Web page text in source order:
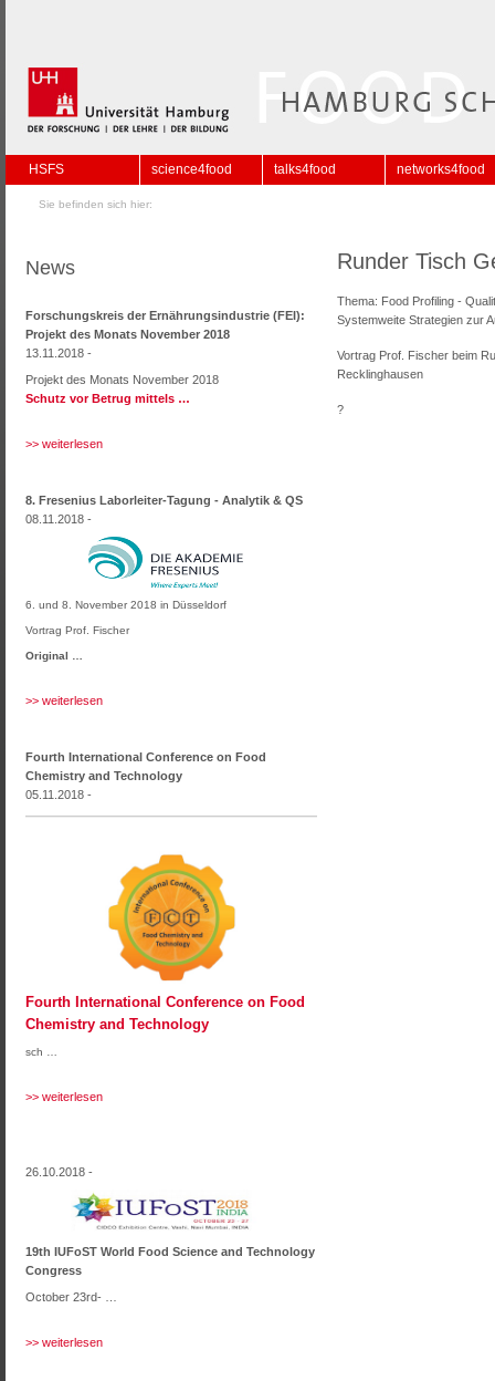
HSFS science4food talks4food networks4food
Sie befinden sich hier:
News
Forschungskreis der Ernährungsindustrie (FEI):
Projekt des Monats November 2018
13.11.2018 -
Projekt des Monats November 2018
Schutz vor Betrug mittels …
>> weiterlesen
8. Fresenius Laborleiter-Tagung - Analytik & QS
08.11.2018 -
6. und 8. November 2018 in Düsseldorf
Vortrag Prof. Fischer
Original …
>> weiterlesen
Fourth International Conference on Food
Chemistry and Technology
05.11.2018 -
Fourth International Conference on Food
Chemistry and Technology
sch …
>> weiterlesen
26.10.2018 -
19th IUFoST World Food Science and Technology
Congress
October 23rd- …
>> weiterlesen
Runder Tisch
Thema: Food Profiling -
Systemweite Strategien zur
Vortrag Prof. Fischer beim
Recklinghausen
?